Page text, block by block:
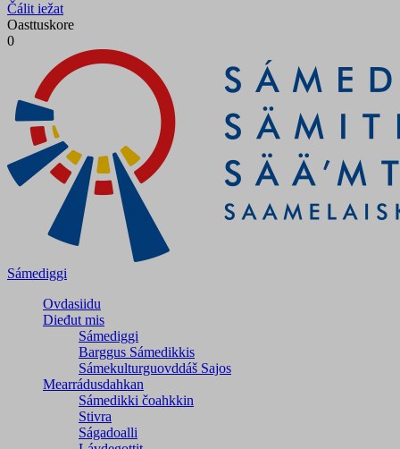
Čálit iežat
Oasttuskore
0
Sámediggi
Ovdasiidu
Dieđut mis
Sámediggi
Barggus Sámedikkis
Sámekulturguovddáš Sajos
Mearrádusdahkan
Sámedikki čoahkkin
Stivra
Ságadoalli